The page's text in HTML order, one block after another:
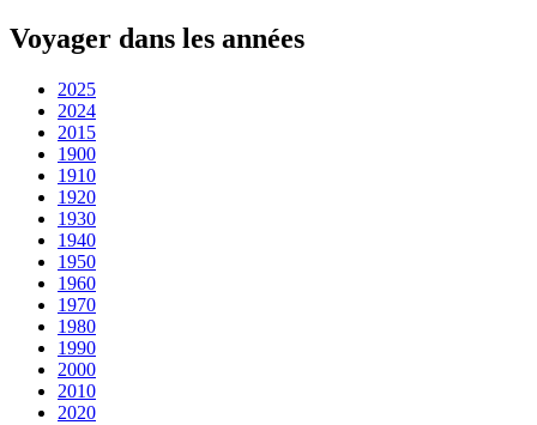
Voyager dans les années
2025
2024
2015
1900
1910
1920
1930
1940
1950
1960
1970
1980
1990
2000
2010
2020